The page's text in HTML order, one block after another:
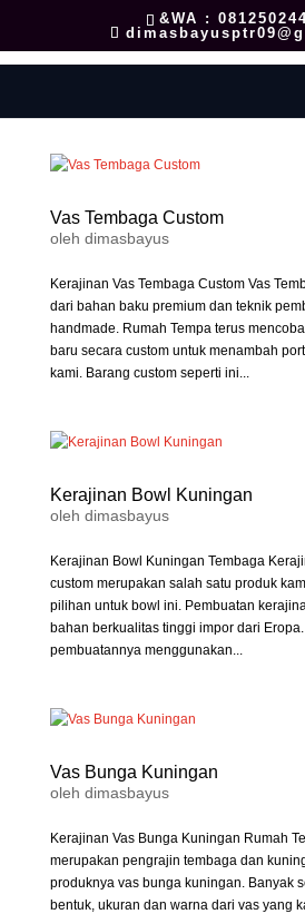
&WA :
Vas Tembaga Custom
oleh dimasbayus
Kerajinan Vas Tembaga Custom Vas
dari bahan baku premium dan teknik
handmade. Rumah Tempa terus
baru secara custom untuk menambah
kami. Barang custom seperti ini...
Kerajinan Bowl Kuningan
oleh dimasbayus
Kerajinan Bowl Kuningan Tembaga
custom merupakan salah satu produk
pilihan untuk bowl ini. Pembuatan
bahan berkualitas tinggi impor dari
pembuatannya menggunakan...
Vas Bunga Kuningan
oleh dimasbayus
Kerajinan Vas Bunga Kuningan Rumah
merupakan pengrajin tembaga dan
produknya vas bunga kuningan. Banyak
bentuk, ukuran dan warna dari vas yang